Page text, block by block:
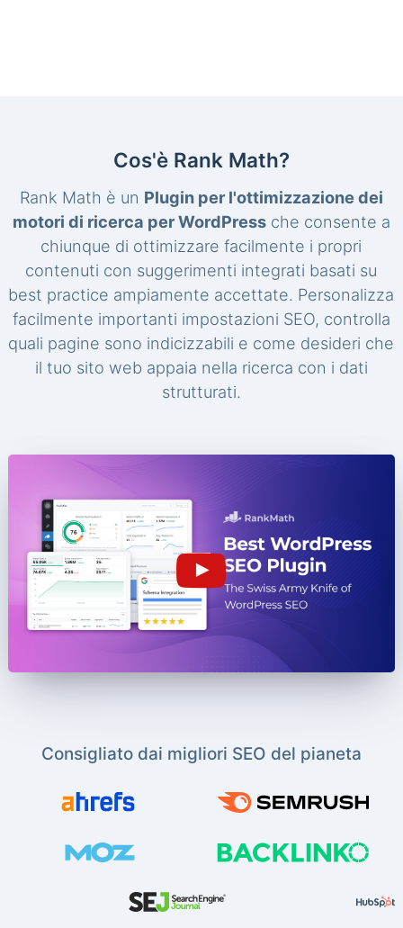
Cos'è Rank Math?
Rank Math è un Plugin per l'ottimizzazione dei
motori di ricerca per WordPressche consente a
chiunque di ottimizzare facilmente i propri
contenuti con suggerimenti integrati basati su
best practice ampiamente accettate. Personalizza
facilmente importanti impostazioni SEO, controlla
quali pagine sono indicizzabili e come desideri che
il tuo sito web appaia nella ricerca con i dati
strutturati.
Consigliato dai migliori SEO del pianeta